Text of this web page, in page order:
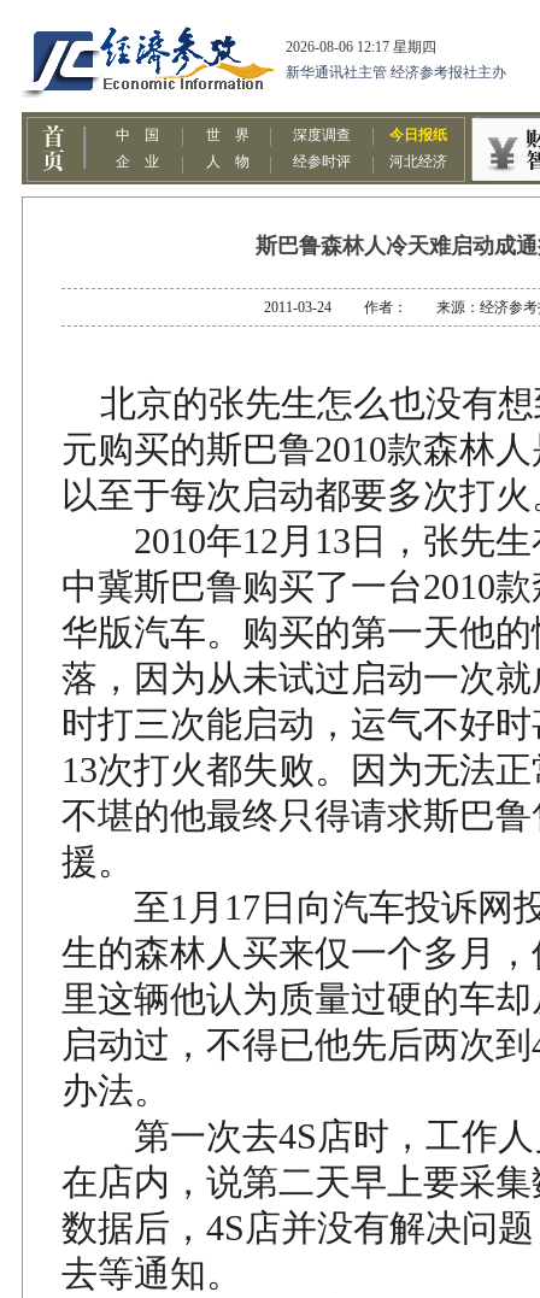
斯巴鲁森林人冷天难启动成
2011-03-24 作者： 来源：经济参考
北京的张先生怎么也没有想
元购买的斯巴鲁2010款森林
以至于每次启动都要多次打火
2010年12月13日，张先生
中冀斯巴鲁购买了一台2010
华版汽车。购买的第一天他
落，因为从未试过启动一次
时打三次能启动，运气不好
13次打火都失败。因为无法
不堪的他最终只得请求斯巴
援。
至1月17日向汽车投诉网
生的森林人买来仅一个多月
里这辆他认为质量过硬的车
启动过，不得已他先后两次
办法。
第一次去4S店时，工作人
在店内，说第二天早上要采
数据后，4S店并没有解决问
去等通知。